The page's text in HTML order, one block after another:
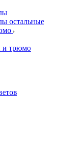
остальные
и трюмо